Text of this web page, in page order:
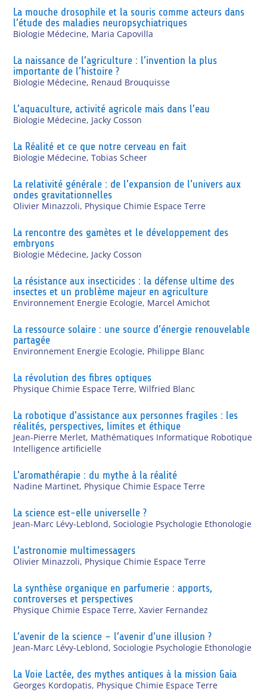
La mouche drosophile et la souris comme acteurs dans
l’étude des maladies neuropsychiatriques
Biologie Médecine, Maria Capovilla
La naissance de l’agriculture : l’invention la plus
importante de l’histoire ?
Biologie Médecine, Renaud Brouquisse
L’aquaculture, activité agricole mais dans l’eau
Biologie Médecine, Jacky Cosson
La Réalité et ce que notre cerveau en fait
Biologie Médecine,Tobias Scheer
La relativité générale : de l’expansion de l’univers aux
ondes gravitationnelles
Olivier Minazzoli, Physique Chimie Espace Terre
La rencontre des gamètes et le développement des
embryons
Biologie Médecine, Jacky Cosson
La résistance aux insecticides : la défense ultime des
insectes et un problème majeur en agriculture
Environnement Energie Ecologie, Marcel Amichot
La ressource solaire : une source d’énergie renouvelable
partagée
Environnement Energie Ecologie, Philippe Blanc
La révolution des fibres optiques
Physique Chimie Espace Terre,Wilfried Blanc
La robotique d’assistance aux personnes fragiles : les
réalités, perspectives, limites et éthique
Jean-Pierre Merlet, Mathématiques Informatique Robotique
Intelligence artificielle
L’aromathérapie : du mythe à la réalité
Nadine Martinet, Physique Chimie Espace Terre
La science est-elle universelle ?
Jean-Marc Lévy-Leblond,Sociologie Psychologie Ethonologie
L’astronomie multimessagers
Olivier Minazzoli, Physique Chimie Espace Terre
La synthèse organique en parfumerie : apports,
controverses et perspectives
Physique Chimie Espace Terre,Xavier Fernandez
L’avenir de la science – l’avenir d’une illusion ?
Jean-Marc Lévy-Leblond,Sociologie Psychologie Ethonologie
La Voie Lactée, des mythes antiques à la mission Gaia
Georges Kordopatis, Physique Chimie Espace Terre